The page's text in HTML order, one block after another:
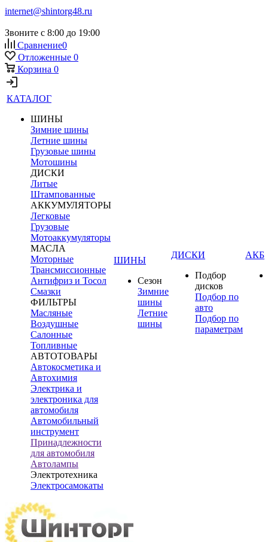
internet@shintorg48.ru
Звоните с 8:00 до 19:00
Сравнение0
Отложенные 0
Корзина 0
КАТАЛОГ
ШИНЫ
Зимние шины
Летние шины
Грузовые шины
Мотошины
ДИСКИ
Литые
Штампованные
АККУМУЛЯТОРЫ
Легковые
Грузовые
Мотоаккумуляторы
МАСЛА
Моторные
Трансмиссионные
Антифриз и Тосол
Смазки
ФИЛЬТРЫ
Масляные
Воздушные
Салонные
Топливные
АВТОТОВАРЫ
Автокосметика и
Автохимия
Электрика и
электроника для
автомобиля
Автомобильный
инструмент
Принадлежности
для автомобиля
Автолампы
Электротехника
Электросамокаты
ШИНЫ
Сезон
Зимние
шины
Летние
шины
ДИСКИ
Подбор
дисков
Подбор по
авто
Подбор по
параметрам
АКБ